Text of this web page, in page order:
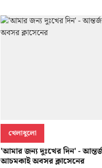
খেলাধুলো
'আমার জন্য দুঃখের দিন' -
আচমকাই অবসর ক্লাসেনের